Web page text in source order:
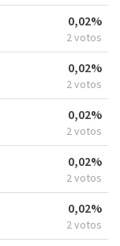
0,02%
2 votos
0,02%
2 votos
0,02%
2 votos
0,02%
2 votos
0,02%
2 votos